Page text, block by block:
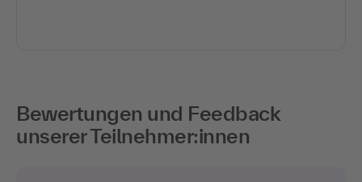
Bewertungen und Feedback
unserer Teilnehmer:innen